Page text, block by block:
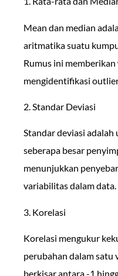
Mean dan median
aritmatika suatu
Rumus ini
mengidentifikasi
2. Standar Deviasi
Standar deviasi
seberapa besar
menunjukkan
variabilitas dalam data.
3. Korelasi
Korelasi mengukur
perubahan dalam satu
berkisar antara -1